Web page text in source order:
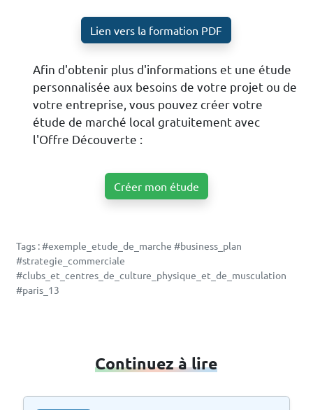
Lien vers la formation PDF
Afin d'obtenir plus d'informations et une étude
personnalisée aux besoins de votre projet ou de
votre entreprise, vous pouvez créer votre
étude de marché local gratuitement avec
l'Offre Découverte :
Créer mon étude
Tags : #exemple_etude_de_marche #business_plan
#strategie_commerciale
#clubs_et_centres_de_culture_physique_et_de_musculation
#paris_13
Continuez à lire